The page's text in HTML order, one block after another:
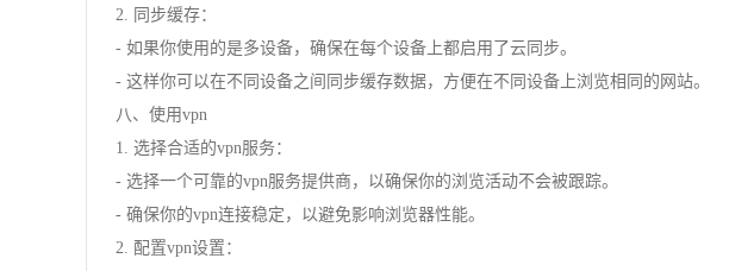
2. 同步缓存：
- 如果你使用的是多设备，确保在每个设备上都启用了云同步。
- 这样你可以在不同设备之间同步缓存数据，方便在不同设备上浏览相同的网站。
八、使用vpn
1. 选择合适的vpn服务：
- 选择一个可靠的vpn服务提供商，以确保你的浏览活动不会被跟踪。
- 确保你的vpn连接稳定，以避免影响浏览器性能。
2. 配置vpn设置：